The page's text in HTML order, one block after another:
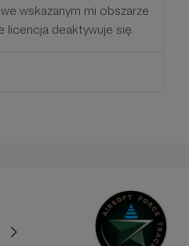
wskazanym mi obszarze
licencja deaktywuje się.